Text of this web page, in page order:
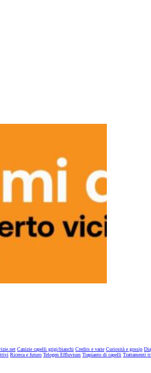
Canizie capelli grigi/bianchi Credits e varie Curiosità e gossip
Ricerca e futuro Telogen Effluvium Trapianto di capelli Trattamenti